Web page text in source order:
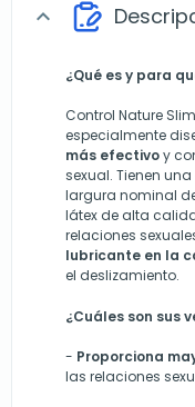
expand_more
¿Qué es y para
Control Nature
especialmente
más efectivoy
sexual. Tienen
largura nominal
látex de alta
relaciones
lubricante en la
el deslizamiento.
¿Cuáles son sus
- Proporciona
las relaciones